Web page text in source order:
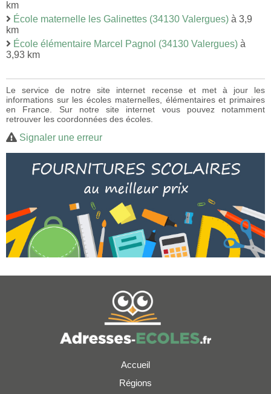
km
École maternelle les Galinettes (34130 Valergues) à 3,9
km
École élémentaire Marcel Pagnol (34130 Valergues) à
3,93 km
Le service de notre site internet recense et met à jour les
informations sur les écoles maternelles, élémentaires et primaires
en France. Sur notre site internet vous pouvez notamment
retrouver les coordonnées des écoles.
Signaler une erreur
Accueil
Régions